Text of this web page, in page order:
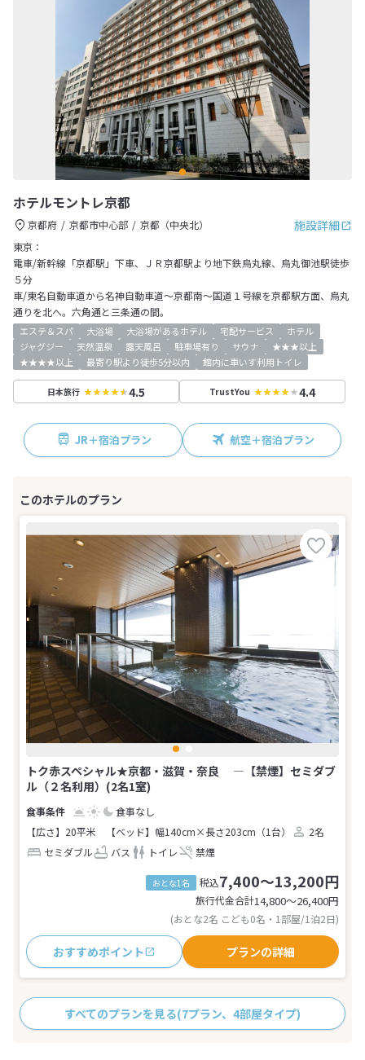
ホテルモントレ京都
施設詳細
京都府 京都市中心部
京都（中央北）
東京：
電車/新幹線「京都駅」下車、ＪＲ京都駅より地下鉄烏丸線、烏丸御池駅徒歩
５分
車/東名自動車道から名神自動車道～京都南～国道１号線を京都駅方面、烏丸
通りを北へ。六角通と三条通の間。
エステ＆スパ 大浴場 大浴場があるホテル 宅配サービス
ホテル
ジャグジー
天然温泉 露天風呂 駐車場有り サウナ
★★★以上
★★★★以上
最寄り駅より徒歩5分以内 館内に車いす利用トイレ
日本旅行 4.5 TrustYou 4.4
JR＋宿泊プラン 航空＋宿泊プラン
トク赤スペシャル★京都・滋賀・奈良 ―【禁煙】セミダブ
ル（２名利用）(2名1室)
食事なし
【広さ】20平米
【ベッド】幅140cm×長さ203cm（1台）
2名
セミダブル
バス トイレ 禁煙
おとな1名 税込7,400～13,200円
旅行代金合計14,800〜26,400円
(おとな2名 こども0名・1部屋/1泊2日)
おすすめポイント プランの詳細
すべてのプランを見る(7プラン、4部屋タイプ)